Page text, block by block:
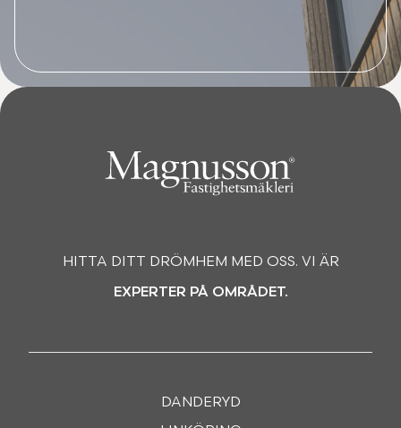
HITTA DITT DRÖMHEM MED OSS. VI ÄR
EXPERTER PÅ OMRÅDET.
DANDERYD